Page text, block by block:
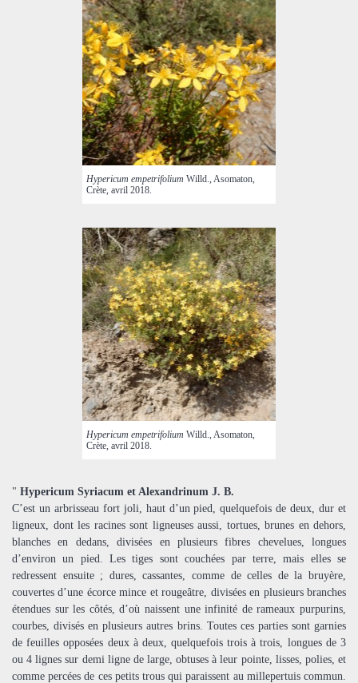
Hypericum empetrifolium Willd., Asomaton,
Crète, avril 2018.
Hypericum empetrifolium Willd., Asomaton,
Crète, avril 2018.
" Hypericum Syriacum et Alexandrinum J. B.
C’est un arbrisseau fort joli, haut d’un pied, quelquefois de deux, dur et
ligneux, dont les racines sont ligneuses aussi, tortues, brunes en dehors,
blanches en dedans, divisées en plusieurs fibres chevelues, longues
d’environ un pied. Les tiges sont couchées par terre, mais elles se
redressent ensuite ; dures, cassantes, comme de celles de la bruyère,
couvertes d’une écorce mince et rougeâtre, divisées en plusieurs branches
étendues sur les côtés, d’où naissent une infinité de rameaux purpurins,
courbes, divisés en plusieurs autres brins. Toutes ces parties sont garnies
de feuilles opposées deux à deux, quelquefois trois à trois, longues de 3
ou 4 lignes sur demi ligne de large, obtuses à leur pointe, lisses, polies, et
comme percées de ces petits trous qui paraissent au millepertuis commun.